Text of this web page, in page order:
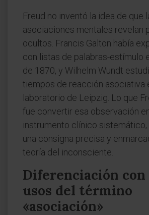
Freud no inventó la idea de que
asociaciones mentales revelan
ocultos. Francis Galton había
con listas de palabras-estímulo
de 1870, y Wilhelm Wundt
tiempos de reacción asociativa
laboratorio de Leipzig. Lo que
fue convertir esa observación
instrumento clínico
una consigna precisa y
teoría del inconsciente.
Diferenciación
usos del término
«asociación»